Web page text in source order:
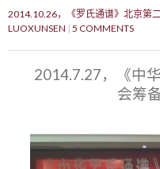
2014.10.26，《罗氏通谱》北京第
LUOXUNSEN 5 COMMENTS
2014.7.27，《中
会筹